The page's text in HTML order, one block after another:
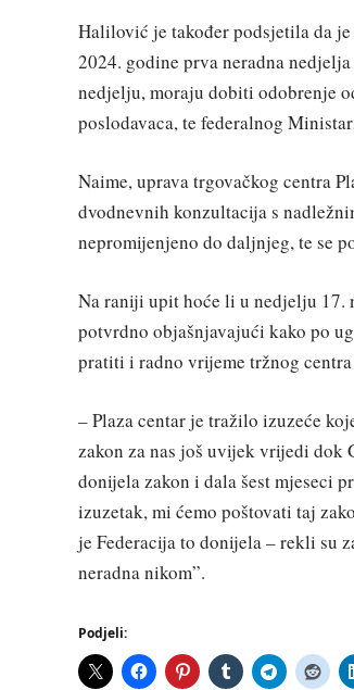
Halilović je također podsjetila da
2024. godine prva neradna
nedjelju, moraju dobiti odobrenje
poslodavaca, te federalnog
Naime, uprava trgovačkog centra
dvodnevnih konzultacija s
nepromijenjeno do daljnjeg, te se
Na raniji upit hoće li u nedjelju 17.
potvrdno objašnjavajući kako po
pratiti i radno vrijeme tržnog centra
– Plaza centar je tražilo izuzeće
zakon za nas još uvijek vrijedi dok
donijela zakon i dala šest mjeseci
izuzetak, mi ćemo poštovati taj
je Federacija to donijela – rekli su
neradna nikom”.
Podjeli: